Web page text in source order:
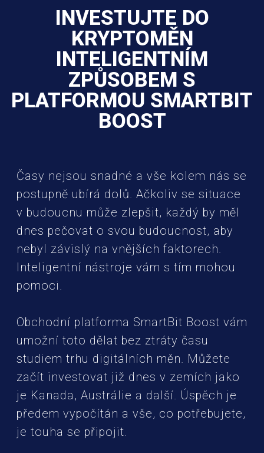
INVESTUJTE DO
KRYPTOMĚN
INTELIGENTNÍM
ZPŮSOBEM S
PLATFORMOU SMARTBIT
BOOST
Časy nejsou snadné a vše kolem nás se
postupně ubírá dolů. Ačkoliv se situace
v budoucnu může zlepšit, každý by měl
dnes pečovat o svou budoucnost, aby
nebyl závislý na vnějších faktorech.
Inteligentní nástroje vám s tím mohou
pomoci.
Obchodní platforma SmartBit Boost vám
umožní toto dělat bez ztráty času
studiem trhu digitálních měn. Můžete
začít investovat již dnes v zemích jako
je Kanada, Austrálie a další. Úspěch je
předem vypočítán a vše, co potřebujete,
je touha se připojit.